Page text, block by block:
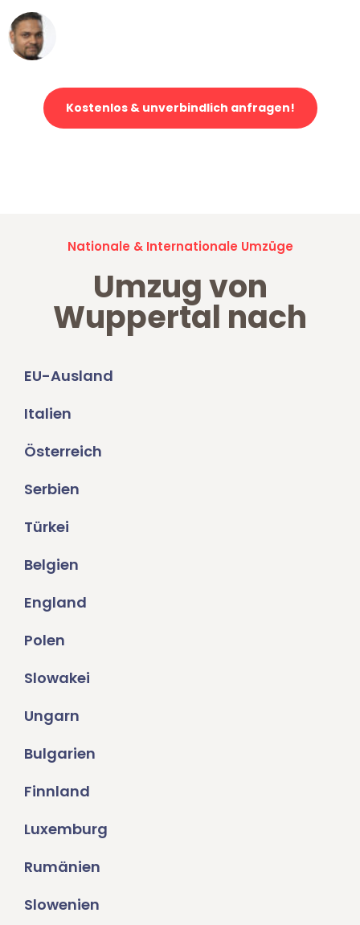
Kostenlos & unverbindlich anfragen!
Nationale & Internationale Umzüge
Umzug von
Wuppertal nach
EU-Ausland
Italien
Österreich
Serbien
Türkei
Belgien
England
Polen
Slowakei
Ungarn
Bulgarien
Finnland
Luxemburg
Rumänien
Slowenien